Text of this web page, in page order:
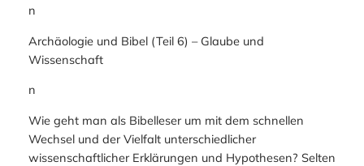
n
Archäologie und Bibel (Teil 6) – Glaube und
Wissenschaft
n
Wie geht man als Bibelleser um mit dem schnellen
Wechsel und der Vielfalt unterschiedlicher
wissenschaftlicher Erklärungen und Hypothesen? Selten